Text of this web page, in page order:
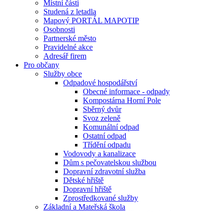
Místní části
Studená z letadla
Mapový PORTÁL MAPOTIP
Osobnosti
Partnerské město
Pravidelné akce
Adresář firem
Pro občany
Služby obce
Odpadové hospodářství
Obecné informace - odpady
Kompostárna Horní Pole
Sběrný dvůr
Svoz zeleně
Komunální odpad
Ostatní odpad
Třídění odpadu
Vodovody a kanalizace
Dům s pečovatelskou službou
Dopravní zdravotní služba
Dětské hřiště
Dopravní hřiště
Zprostředkované služby
Základní a Mateřská škola